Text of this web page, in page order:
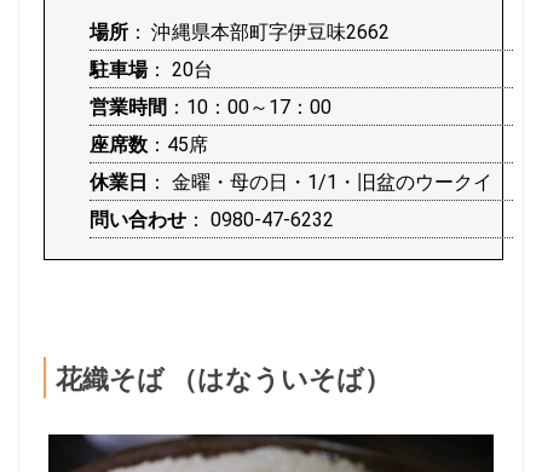
場所 ： 沖縄県本部町字伊豆味2662
駐車場： 20台
営業時間 ：10：00～17：00
座席数 ：45席
休業日 ： 金曜・母の日・1/1・旧盆のウークイ
問い合わせ ： 0980-47-6232
花織そば （はなういそば）